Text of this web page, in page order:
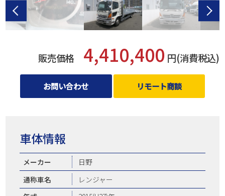
販売価格 4,410,400 円(消費税込)
お問い合わせ リモート商談
車体情報
メーカー
日野
通称車名
レンジャー